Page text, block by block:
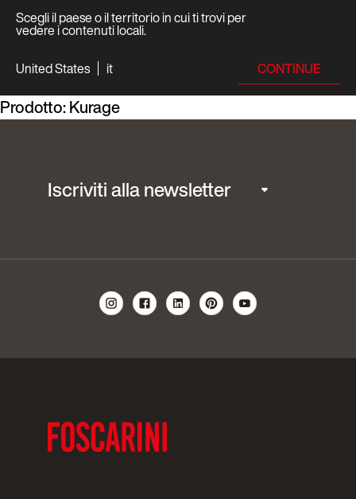
Scegli il paese o il territorio in cui ti trovi per
vedere i contenuti locali.
United States
it CONTINUE
Prodotto:Kurage
Iscriviti alla newsletter